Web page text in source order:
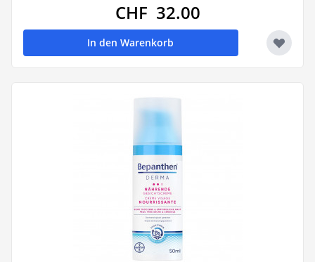
CHF 32.00
In den Warenkorb